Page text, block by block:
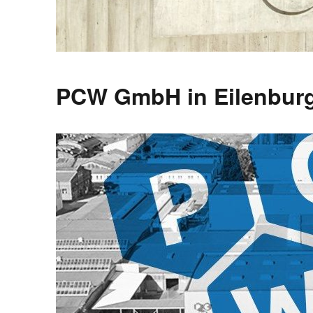
PCW GmbH in